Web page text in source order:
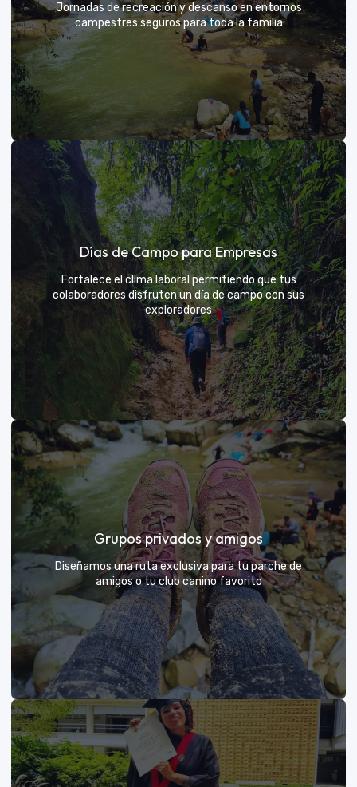
VER MÁS
Jornadas de recreación y descanso en entornos
campestres seguros para toda la familia
Días de sol
Un respiro campestre diseñado para el descanso y la
diversión de todos
VER MÁS
Días de Campo para Empresas
Fortalece el clima laboral permitiendo que tus
colaboradores disfruten un día de campo con sus
exploradores
Días de Campo para Empresas
El mejor beneficio para tu equipo: compartir con sus
exploradores y fortalecer lazos rodeados de
naturaleza
VER MÁS
Grupos privados y amigos
Diseñamos una ruta exclusiva para tu parche de
amigos o tu club canino favorito